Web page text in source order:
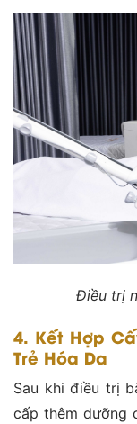
Điều trị
4. Kết Hợp
Trẻ Hóa Da
Sau khi điều trị
cấp thêm dưỡng